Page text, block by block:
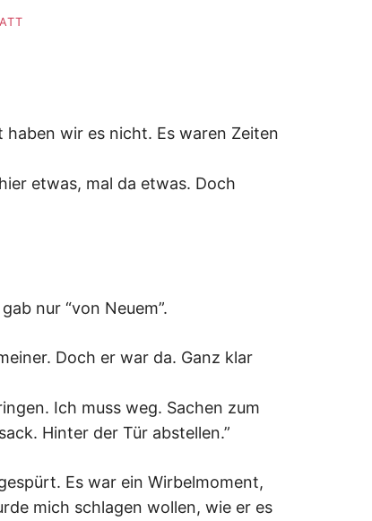
wir es nicht. Es waren Zeiten
etwas, mal da etwas. Doch
nur “von Neuem”.
Doch er war da. Ganz klar
Ich muss weg. Sachen zum
Hinter der Tür abstellen.”
Es war ein Wirbelmoment,
mich schlagen wollen, wie er es